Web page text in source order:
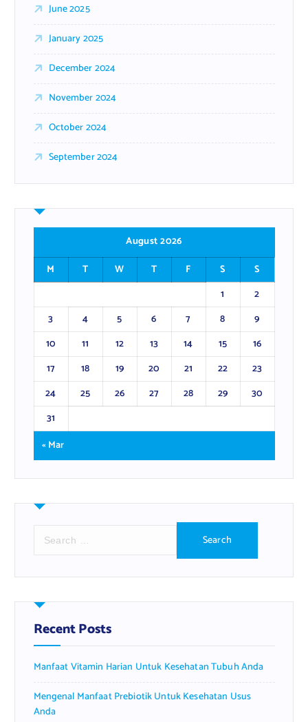
June 2025
January 2025
December 2024
November 2024
October 2024
September 2024
August 2026
M
T W T F S
S
1
2
3
4 5 6 7 8
9
10
11 12 13 14 15
16
17
18 19 20 21 22
23
24
25 26 27 28 29
30
31
« Mar
r
h
f
o
:
Recent Posts
Manfaat Vitamin Harian Untuk Kesehatan Tubuh Anda
Mengenal Manfaat Prebiotik Untuk Kesehatan Usus
Anda